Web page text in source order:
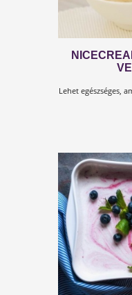
Lehet